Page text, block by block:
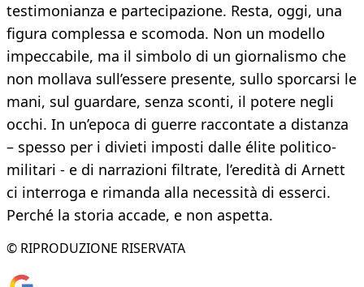
testimonianza e partecipazione. Resta, oggi, una
figura complessa e scomoda. Non un modello
impeccabile, ma il simbolo di un giornalismo che
non mollava sull’essere presente, sullo sporcarsi le
mani, sul guardare, senza sconti, il potere negli
occhi. In un’epoca di guerre raccontate a distanza
– spesso per i divieti imposti dalle élite politico-
militari - e di narrazioni filtrate, l’eredità di Arnett
ci interroga e rimanda alla necessità di esserci.
Perché la storia accade, e non aspetta.
© RIPRODUZIONE RISERVATA